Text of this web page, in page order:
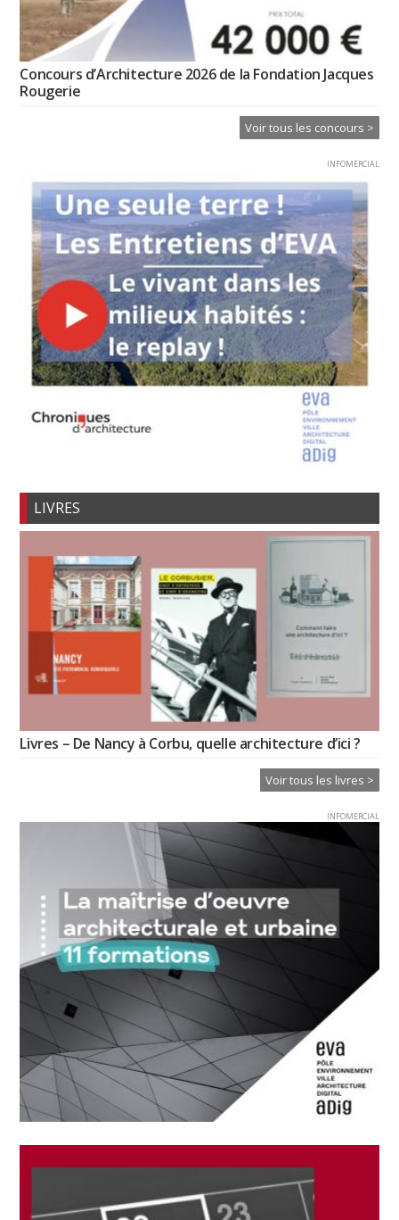
Concours d’Architecture 2026 de la Fondation Jacques
Rougerie
Voir tous les concours >
INFOMERCIAL
LIVRES
Livres – De Nancy à Corbu, quelle architecture d’ici ?
Voir tous les livres >
INFOMERCIAL